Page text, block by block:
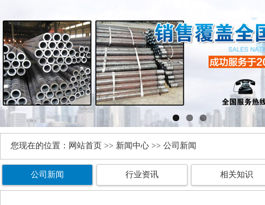
您现在的位置： 网站首页 >> 新闻中心 >> 公司新闻
公司新闻 行业资讯 相关知识